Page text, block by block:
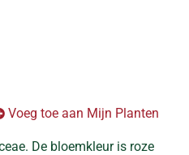
Voeg toe aan Mijn Planten
De bloemkleur is roze